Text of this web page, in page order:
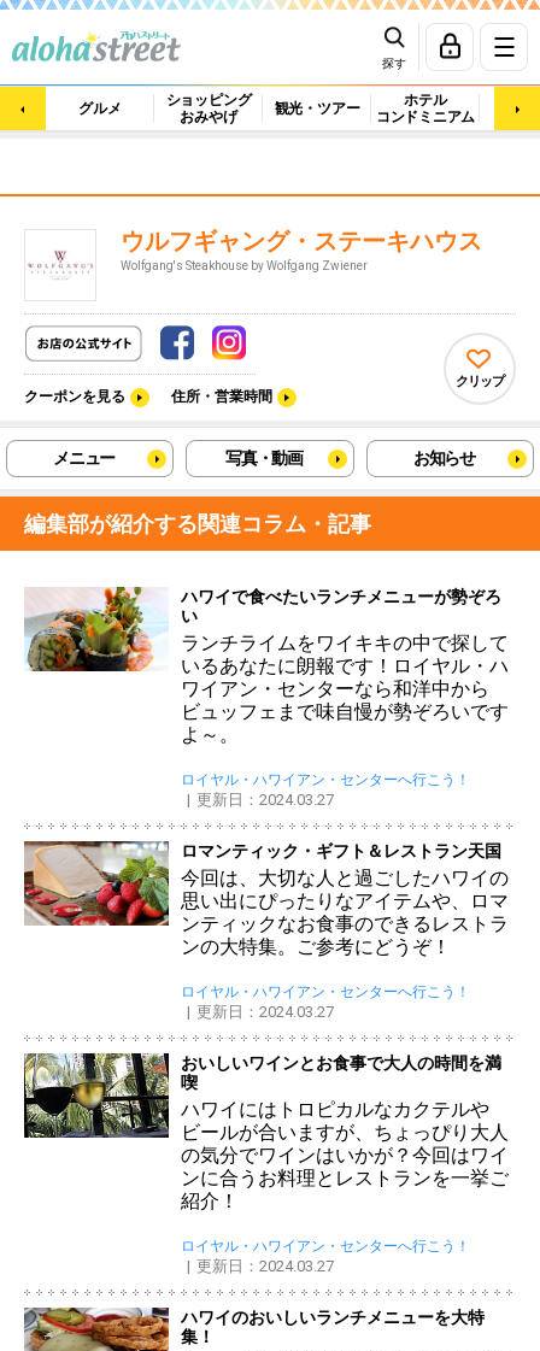
探す
グルメ
ショッピング
おみやげ
観光・ツアー
ホテル
コンドミニアム
マッ
ウルフギャング・ステーキハウス
Wolfgang's Steakhouse by Wolfgang Zwiener
クーポンを見る 住所・営業時間
クリップ
メニュー 写真・動画 お知らせ
編集部が紹介する関連コラム・記事
ハワイで食べたいランチメニューが勢ぞろ
い
ランチライムをワイキキの中で探して
いるあなたに朗報です！ロイヤル・ハ
ワイアン・センターなら和洋中から
ビュッフェまで味自慢が勢ぞろいです
よ～。
ロイヤル・ハワイアン・センターへ行こう！
更新日：2024.03.27
ロマンティック・ギフト＆レストラン天国
今回は、大切な人と過ごしたハワイの
思い出にぴったりなアイテムや、ロマ
ンティックなお食事のできるレストラ
ンの大特集。ご参考にどうぞ！
ロイヤル・ハワイアン・センターへ行こう！
更新日：2024.03.27
おいしいワインとお食事で大人の時間を満
喫
ハワイにはトロピカルなカクテルや
ビールが合いますが、ちょっぴり大人
の気分でワインはいかが？今回はワイ
ンに合うお料理とレストランを一挙ご
紹介！
ロイヤル・ハワイアン・センターへ行こう！
更新日：2024.03.27
ハワイのおいしいランチメニューを大特
集！